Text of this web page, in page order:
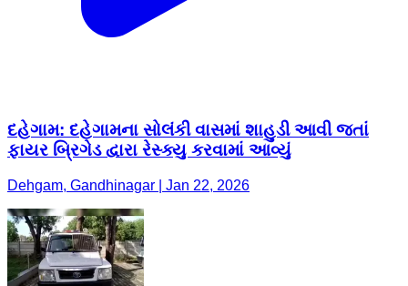
દહેગામ: દહેગામના સોલંકી વાસમાં શાહુડી આવી જતાં
ફાયર બ્રિગેડ દ્વારા રેસ્ક્યુ કરવામાં આવ્યું
Dehgam, Gandhinagar | Jan 22, 2026